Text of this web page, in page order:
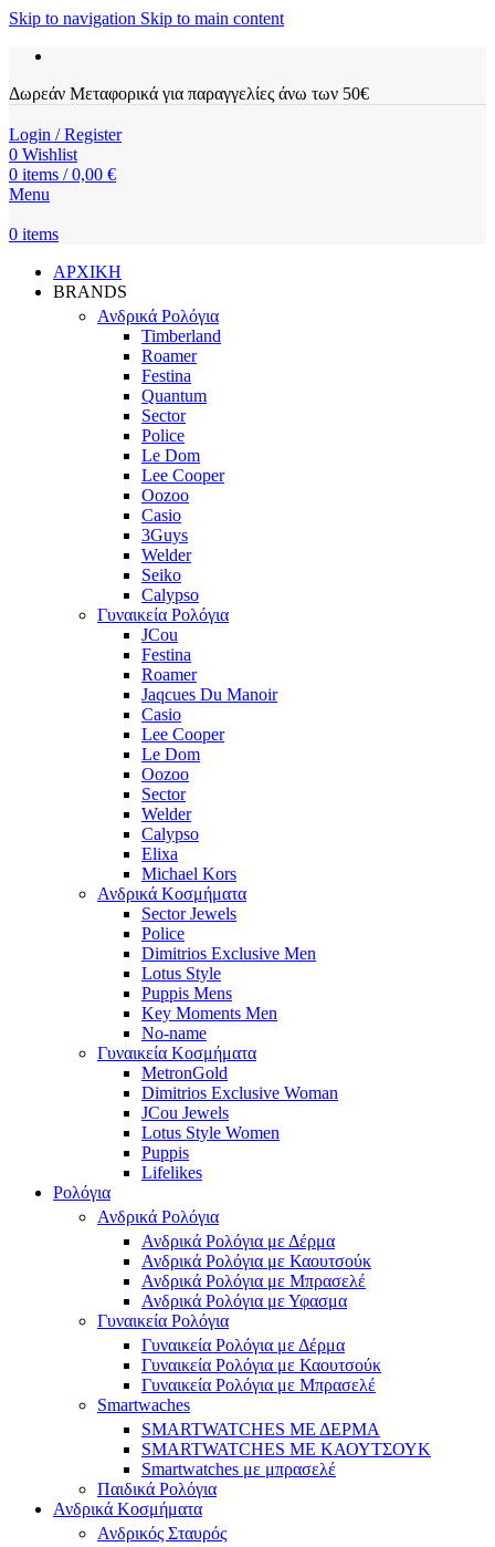
Skip to navigation Skip to main content
Δωρεάν Μεταφορικά για παραγγελίες άνω των 50€
Login / Register
0 Wishlist
0 items / 0,00 €
Menu
0 items
ΑΡΧΙΚΗ
BRANDS
Ανδρικά Ρολόγια
Timberland
Roamer
Festina
Quantum
Sector
Police
Le Dom
Lee Cooper
Oozoo
Casio
3Guys
Welder
Seiko
Calypso
Γυναικεία Ρολόγια
JCou
Festina
Roamer
Jaqcues Du Manoir
Casio
Lee Cooper
Le Dom
Oozoo
Sector
Welder
Calypso
Elixa
Michael Kors
Ανδρικά Κοσμήματα
Sector Jewels
Police
Dimitrios Exclusive Men
Lotus Style
Puppis Mens
Key Moments Men
No-name
Γυναικεία Κοσμήματα
MetronGold
Dimitrios Exclusive Woman
JCou Jewels
Lotus Style Women
Puppis
Lifelikes
Ρολόγια
Ανδρικά Ρολόγια
Ανδρικά Ρολόγια με Δέρμα
Ανδρικά Ρολόγια με Καουτσούκ
Ανδρικά Ρολόγια με Μπρασελέ
Ανδρικά Ρολόγια με Υφασμα
Γυναικεία Ρολόγια
Γυναικεία Ρολόγια με Δέρμα
Γυναικεία Ρολόγια με Καουτσούκ
Γυναικεία Ρολόγια με Μπρασελέ
Smartwaches
SMARTWATCHES ΜΕ ΔΕΡΜΑ
SMARTWATCHES ΜΕ ΚΑΟΥΤΣΟΥΚ
Smartwatches με μπρασελέ
Παιδικά Ρολόγια
Ανδρικά Κοσμήματα
Ανδρικός Σταυρός